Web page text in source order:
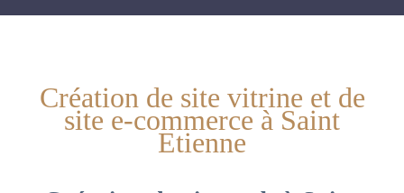
Création de site vitrine et de
site e-commerce à Saint
Etienne